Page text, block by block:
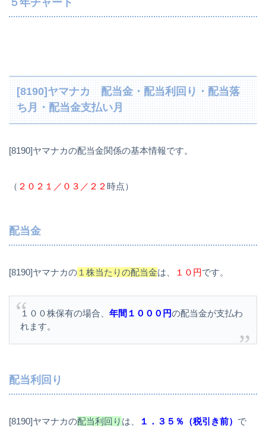
５年チャート
[8190]ヤマナカ 配当金・配当利回り・配当落
ち月・配当金支払い月
[8190]ヤマナカの配当金関係の基本情報です。
（ ２０２１／０３／２２時点）
配当金
[8190]ヤマナカの １株当たりの配当金は、 １０円です。
１００株保有の場合、 年間１０００円の配当金が支払わ
れます。
配当利回り
[8190]ヤマナカの配当利回り は、 １．３５％（税引き前） で